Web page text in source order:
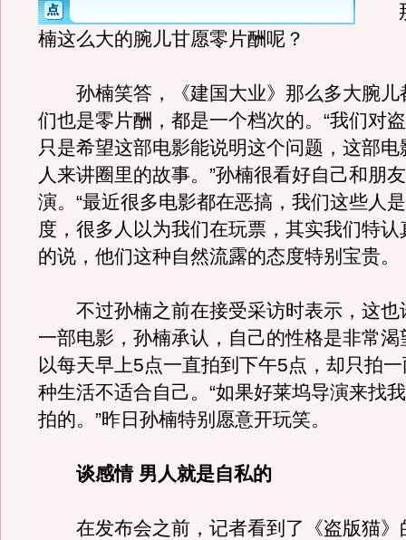
那
楠这么大的腕儿甘愿零片酬呢？
孙楠笑答，《建国大业》那么多大腕儿
们也是零片酬，都是一个档次的。“我们对
只是希望这部电影能说明这个问题，这部
人来讲圈里的故事。”孙楠很看好自己和朋
演。“最近很多电影都在恶搞，我们这些人
度，很多人以为我们在玩票，其实我们特
的说，他们这种自然流露的态度特别宝贵。
不过孙楠之前在接受采访时表示，这也
一部电影，孙楠承认，自己的性格是非常渴
以每天早上5点一直拍到下午5点，却只拍
种生活不适合自己。“如果好莱坞导演来找
拍的。”昨日孙楠特别愿意开玩笑。
谈感情 男人就是自私的
在发布会之前，记者看到了《盗版猫》